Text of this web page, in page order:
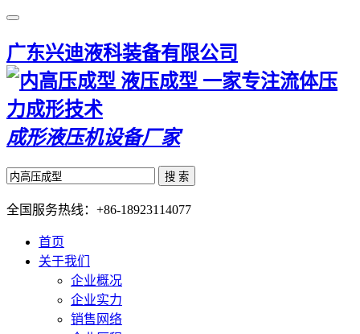
广东兴迪液科装备有限公司
一家专注流体压
力成形技术
成形液压机设备厂家
搜 索
全国服务热线： +86-18923114077
首页
关于我们
企业概况
企业实力
销售网络